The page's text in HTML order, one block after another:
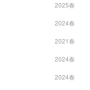
2025春
2024春
2021春
2024春
2024春